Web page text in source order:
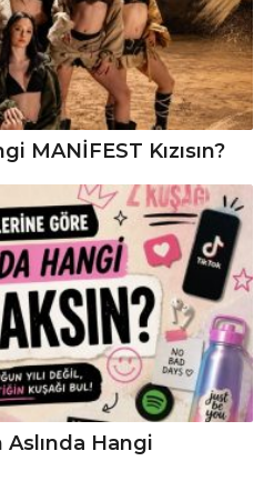
MANİFEST Kızısın?
Hangi